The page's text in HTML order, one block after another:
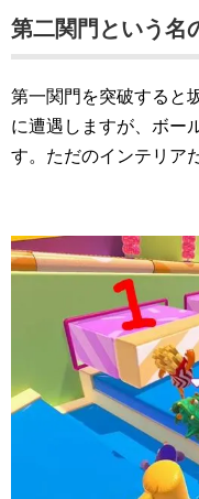
第二関門という名
第一関門を突破すると
に遭遇しますが、ボー
す。ただのインテリア